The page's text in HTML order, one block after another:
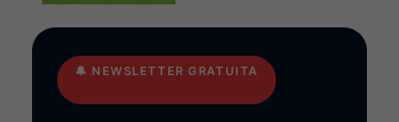
🔔 NEWSLETTER GRATUITA